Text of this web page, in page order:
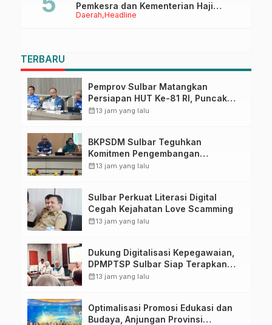
Daerah Headline
Pemkesra dan Kementerian Haji
Sulbar Tinjau Lokasi
TERBARU
Pemprov Sulbar Matangkan
Persiapan HUT Ke-81 RI, Puncak
Upacara di Lapangan Ahmad
calendar_month13 jam yang lalu
BKPSDM Sulbar Teguhkan
Komitmen Pengembangan
Kompetensi ASN melalui
calendar_month13 jam yang lalu
Sulbar Perkuat Literasi Digital
Cegah Kejahatan Love Scamming
calendar_month13 jam yang lalu
Dukung Digitalisasi Kepegawaian,
DPMPTSP Sulbar Siap Terapkan
Aplikasi FLEKSI ASN
calendar_month13 jam yang lalu
Optimalisasi Promosi Edukasi dan
Budaya, Anjungan Provinsi